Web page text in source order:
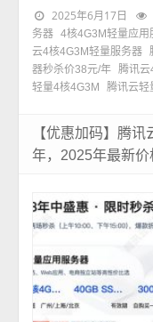
2025年6月17日
务器 4核4G3M轻量应用
云4核4G3M轻量服务器
器秒杀价38元/年 腾讯云
轻量4核4G3M
腾讯云轻
【优惠加码】腾
年，2025年最新价